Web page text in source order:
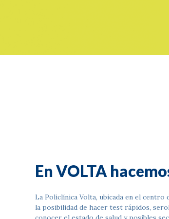
En VOLTA
La Policlínica Volta, ubicada en el
la posibilidad de hacer test rápidos,